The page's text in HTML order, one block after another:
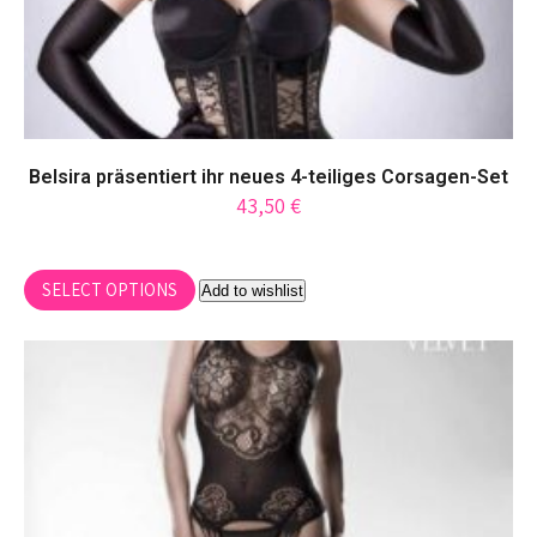
the
product
page
Belsira präsentiert ihr neues 4-teiliges Corsagen-Set
43,50 €
SELECT OPTIONS
product
multiple
variants.
The
options
may
be
chosen
Add to wishlist